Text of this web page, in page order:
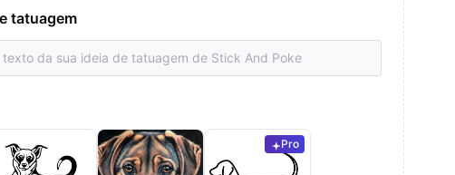
tatuagem
Pro